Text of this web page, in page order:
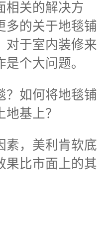
相关的解决方
多的关于地毯铺
对于室内装修来
个大问题。
？如何将地毯铺
基上？
素，美利肯软底
果比市面上的其